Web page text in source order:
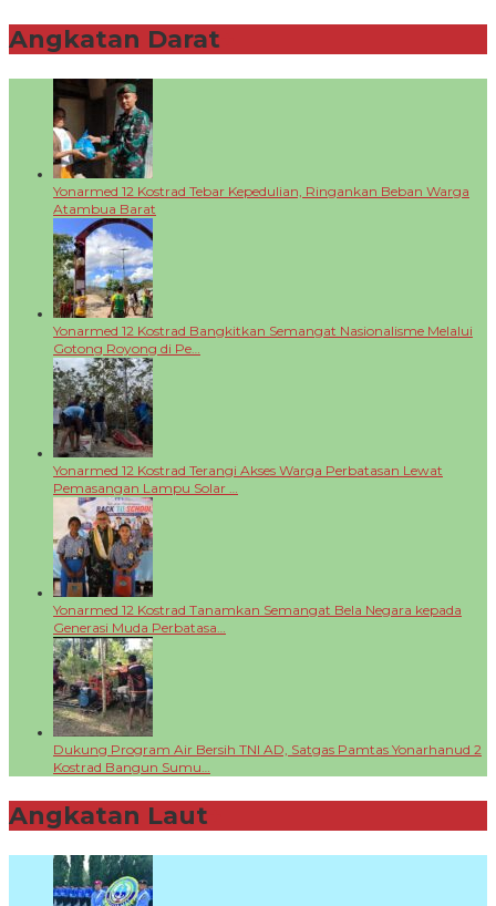
Angkatan Darat
Yonarmed 12 Kostrad Tebar Kepedulian, Ringankan Beban Warga
Atambua Barat
Yonarmed 12 Kostrad Bangkitkan Semangat Nasionalisme Melalui
Gotong Royong di Pe…
Yonarmed 12 Kostrad Terangi Akses Warga Perbatasan Lewat
Pemasangan Lampu Solar …
Yonarmed 12 Kostrad Tanamkan Semangat Bela Negara kepada
Generasi Muda Perbatasa…
Dukung Program Air Bersih TNI AD, Satgas Pamtas Yonarhanud 2
Kostrad Bangun Sumu…
Angkatan Laut